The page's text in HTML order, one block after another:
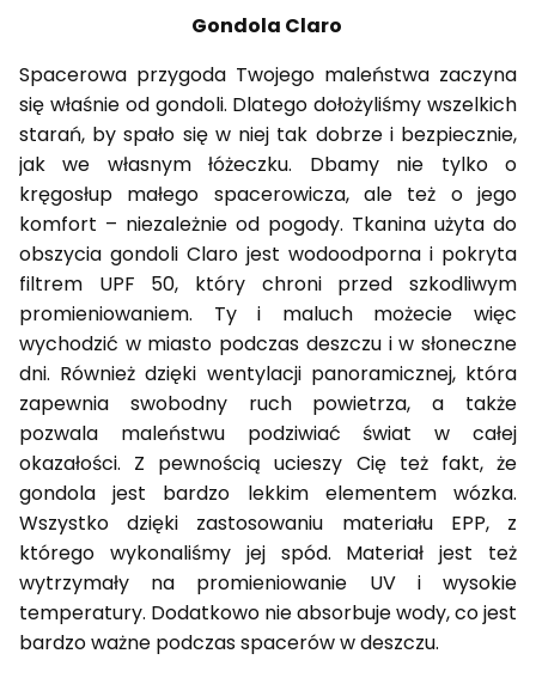
Gondola Claro
Spacerowa przygoda Twojego maleństwa zaczyna
się właśnie od gondoli. Dlatego dołożyliśmy wszelkich
starań, by spało się w niej tak dobrze i bezpiecznie,
jak we własnym łóżeczku. Dbamy nie tylko o
kręgosłup małego spacerowicza, ale też o jego
komfort – niezależnie od pogody. Tkanina użyta do
obszycia gondoli Claro jest wodoodporna i pokryta
filtrem UPF 50, który chroni przed szkodliwym
promieniowaniem. Ty i maluch możecie więc
wychodzić w miasto podczas deszczu i w słoneczne
dni. Również dzięki wentylacji panoramicznej, która
zapewnia swobodny ruch powietrza, a także
pozwala maleństwu podziwiać świat w całej
okazałości. Z pewnością ucieszy Cię też fakt, że
gondola jest bardzo lekkim elementem wózka.
Wszystko dzięki zastosowaniu materiału EPP, z
którego wykonaliśmy jej spód. Materiał jest też
wytrzymały na promieniowanie UV i wysokie
temperatury. Dodatkowo nie absorbuje wody, co jest
bardzo ważne podczas spacerów w deszczu.